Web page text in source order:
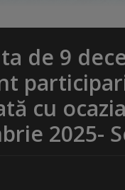
de 9
cu
2025-